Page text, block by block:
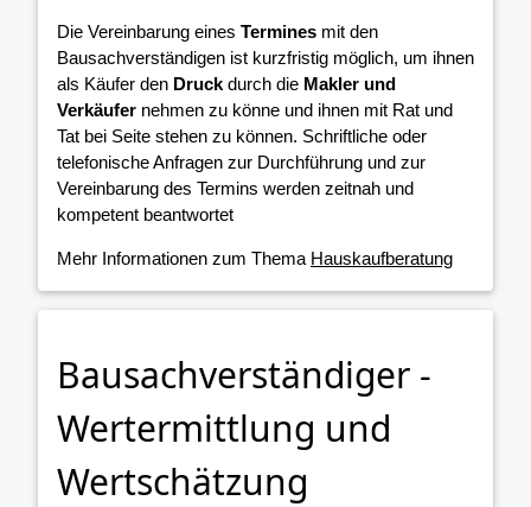
Die Vereinbarung eines Termines mit den
Bausachverständigen ist kurzfristig möglich, um ihnen
als Käufer den Druckdurch die Makler und
Verkäufer nehmen zu könne und ihnen mit Rat und
Tat bei Seite stehen zu können. Schriftliche oder
telefonische Anfragen zur Durchführung und zur
Vereinbarung des Termins werden zeitnah und
kompetent beantwortet
Mehr Informationen zum Thema Hauskaufberatung
Bausachverständiger -
Wertermittlung und
Wertschätzung